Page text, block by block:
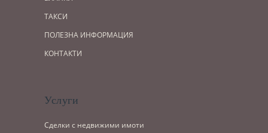
ТАКСИ
ПОЛЕЗНА ИНФОРМАЦИЯ
КОНТАКТИ
Услуги
Сделки с недвижими имоти